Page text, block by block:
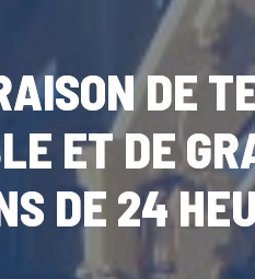
DE
ET DE
DE 24